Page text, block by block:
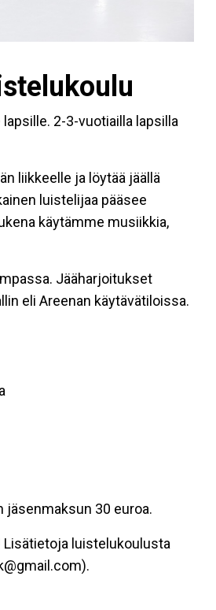
2-3-vuotiailla lapsilla
liikkeelle ja löytää jäällä
luistelijaa pääsee
käytämme musiikkia,
Jääharjoitukset
eli Areenan käytävätiloissa.
30 euroa.
Lisätietoja luistelukoulusta